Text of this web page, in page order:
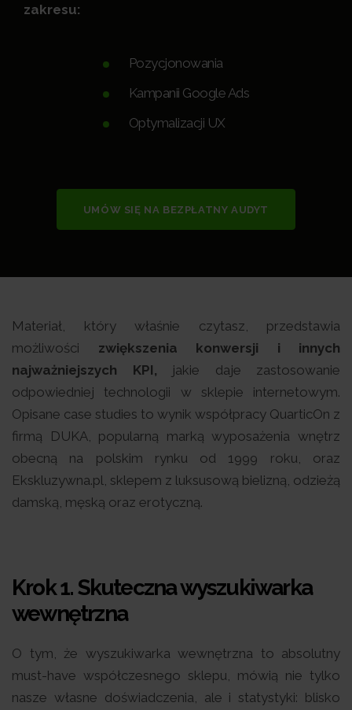
zakresu:
Pozycjonowania
Kampanii Google Ads
Optymalizacji UX
UMÓW SIĘ NA BEZPŁATNY AUDYT
Materiał, który właśnie czytasz, przedstawia
możliwości zwiększenia konwersji i innych
najważniejszych KPI, jakie daje zastosowanie
odpowiedniej technologii w sklepie internetowym.
Opisane case studies to wynik współpracy QuarticOn z
firmą DUKA, popularną marką wyposażenia wnętrz
obecną na polskim rynku od 1999 roku, oraz
Ekskluzywna.pl, sklepem z luksusową bielizną, odzieżą
damską, męską oraz erotyczną.
Krok 1.Skuteczna wyszukiwarka
wewnętrzna
O tym, że wyszukiwarka wewnętrzna to absolutny
must-have współczesnego sklepu, mówią nie tylko
nasze własne doświadczenia, ale i statystyki: blisko